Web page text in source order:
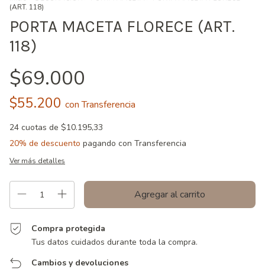
(ART. 118)
PORTA MACETA FLORECE (ART.
118)
$69.000
$55.200 con Transferencia
24 cuotas de $10.195,33
20% de descuento pagando con Transferencia
Ver más detalles
Compra protegida
Tus datos cuidados durante toda la compra.
Cambios y devoluciones